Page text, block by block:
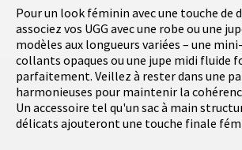
Pour un look féminin avec une touche de
associez vos UGG avec une robe ou une
modèles aux longueurs variées – une
collants opaques ou une jupe midi fluide
parfaitement. Veillez à rester dans une
harmonieuses pour maintenir la
Un accessoire tel qu'un sac à main
délicats ajouteront une touche finale